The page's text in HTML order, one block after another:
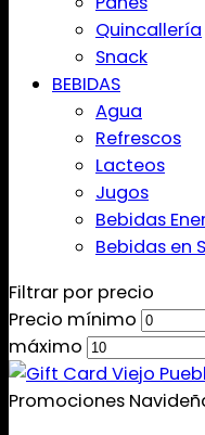
Quincallería
Snack
BEBIDAS
Agua
Refrescos
Lacteos
Jugos
Bebidas
Bebidas en
Filtrar por precio
Precio mínimo
máximo
Promociones